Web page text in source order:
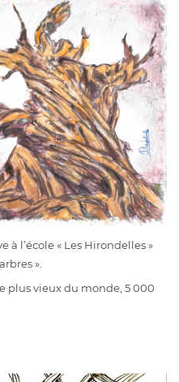
à l’école « Les Hirondelles »
».
plus vieux du monde, 5 000